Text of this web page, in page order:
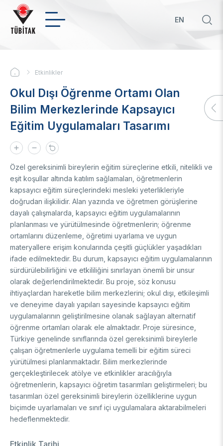
içeriğe
EN
Hakkımızda
Biz Kimiz
Yönetim Kurulu
Başkan
Mevzuat
Strateji Belgeleri
Mali Tablolar
Sayılarla TÜBİTAK
Hizmet Envanterleri
Kurumsal Kimlik
Politikalar
Öncelikli Ar-Ge ve Yenilik Konuları
Öncelikli ve Kilit Teknolojilerde TYH'ler
Üniversitelerin Alan Bazlı Yetkinlik Analizi
Teknoloji Hazırlık Seviyesi (THS) Belirleme
BTY İstatistikleri
BTY Kılavuzları
BTYK (Mülga)
Arşiv
Uluslararası
İkili Proje Destekleri
Çerçeve Programları
Teknoloji Transfer Ofisi
Hakkımızda
Patentler
İlanlar
Ödüller
Geçmiş Yıllarda Ödül Alanlar
Yapay Zekâ
Yapay Zekâ Politikası
Üretken Yapay Zekâ Rehberi
DESTEKLER
Akademik
Ulusal Programlar
Uluslararası Programlar
Sanayi
Ulusal Programlar
Uluslararası Programlar
Bilim & Toplum
Ulusal Programlar
Uluslararası Programlar
Bilimsel Etkinlik
Etkinlik Düzenleme
Etkinliklere Katılım
Uluslararası Destekler
Uluslararası İş Birlikleri
İkili İş Birliği Programları
Çok Taraflı Programlar
AB Çerçeve Programları
BURSLAR
Lisans / Önlisans
Burs Programları
Sayfa
yolu
Etkinlikler
Okul Dışı Öğrenme Ortamı Olan
Bilim Merkezlerinde Kapsayıcı
Eğitim Uygulamaları Tasarımı
Özel gereksinimli bireylerin eğitim süreçlerine etkili, nitelikli ve
eşit koşullar altında katılım sağlamaları, öğretmenlerin
kapsayıcı eğitim süreçlerindeki mesleki yeterlikleriyle
doğrudan ilişkilidir. Alan yazında ve öğretmen görüşlerine
dayalı çalışmalarda, kapsayıcı eğitim uygulamalarının
planlanması ve yürütülmesinde öğretmenlerin; öğrenme
ortamlarını düzenleme, öğretimi uyarlama ve uygun
materyallere erişim konularında çeşitli güçlükler yaşadıkları
ifade edilmektedir. Bu durum, kapsayıcı eğitim uygulamalarının
sürdürülebilirliğini ve etkililiğini sınırlayan önemli bir unsur
olarak değerlendirilmektedir. Bu proje, söz konusu
ihtiyaçlardan hareketle bilim merkezlerini; okul dışı, etkileşimli
ve deneyime dayalı yapıları sayesinde kapsayıcı eğitim
uygulamalarının geliştirilmesine olanak sağlayan alternatif
öğrenme ortamları olarak ele almaktadır. Proje süresince,
Türkiye genelinde sınıflarında özel gereksinimli bireylerle
çalışan öğretmenlerle uygulama temelli bir eğitim süreci
yürütülmesi planlanmaktadır. Bilim merkezlerinde
gerçekleştirilecek atölye ve etkinlikler aracılığıyla
öğretmenlerin, kapsayıcı öğretim tasarımları geliştirmeleri; bu
tasarımları özel gereksinimli bireylerin özelliklerine uygun
biçimde uyarlamaları ve sınıf içi uygulamalara aktarabilmeleri
hedeflenmektedir.